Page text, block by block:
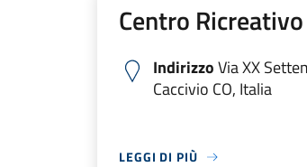
Centro
IndirizzoVia XX
Caccivio CO, Italia
LEGGI DI PIÙ